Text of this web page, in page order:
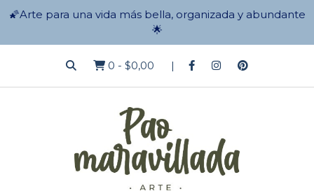
🌠Arte para una vida más bella, organizada y abundante
🌟
0 - $0,00